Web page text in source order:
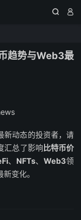
 
趋势与Web3最
新动态的投资者，请
汇总了影响比特币价
、 NFTs、 Web3领
变化。